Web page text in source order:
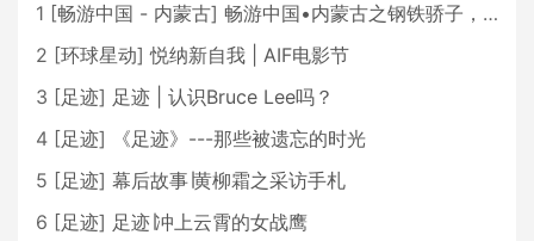
1 [畅游中国 - 内蒙古] 畅游中国•内蒙古之钢铁骄子，魅力包头
2 [环球星动] 悦纳新自我 | AIF电影节
3 [足迹] 足迹 | 认识Bruce Lee吗？
4 [足迹]
《足迹》---那些被遗忘的时光
5 [足迹] 幕后故事∣黄柳霜之采访手札
6 [足迹] 足迹∣冲上云霄的女战鹰